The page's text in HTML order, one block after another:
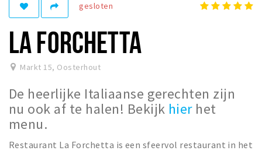
Winkelgebieden
Bezienswaardigheden
Musea, theaters & podia
Uitjes & activiteiten
Toeristische routes
Natuurgebieden
Baroniepoorten
gesloten
LA FORCHETTA
Markt 15, Oosterhout
De heerlijke Italiaanse gerechten zijn
nu ook af te halen! Bekijk hierhet
menu.
Restaurant La Forchetta is een sfeervol restaurant in het